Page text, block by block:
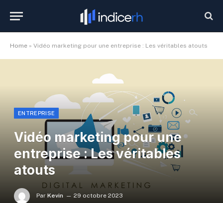
Home » Vidéo marketing pour une entreprise : Les véritables atouts
ENTREPRISE
Vidéo marketing pour une
entreprise : Les véritables
atouts
Par Kevin 29 octobre 2023